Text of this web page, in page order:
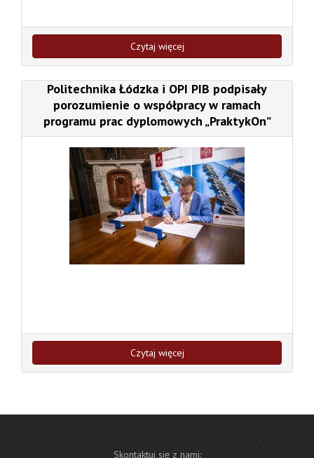
Czytaj więcej
Politechnika Łódzka i OPI PIB podpisały
porozumienie o współpracy w ramach
programu prac dyplomowych „PraktykOn”
Czytaj więcej
Skontaktuj się z nami: